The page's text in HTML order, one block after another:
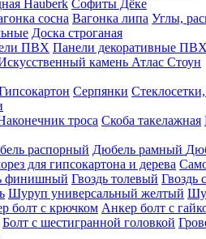
Hauberk Софиты Дёке
сосна Вагонка липа Углы,
Доска строганая
ПВХ Панели декоративные ПВХ
камень Атлас Стоун
Серпянки
троса Скоба такелажная
распорный Дюбель рамный
для гипсокартона и дерева
финишный Гвоздь толевый Гвоздь
Шуруп универсальный желтый
болт с крючком Анкер болт с
Болт c шестигранной головкой